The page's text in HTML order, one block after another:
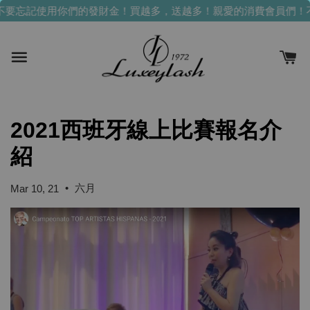
忘記使用你們的發財金！買越多，送越多！親愛的消費會員們！
2021西班牙線上比賽報名介
紹
Mar 10, 21 • 六月